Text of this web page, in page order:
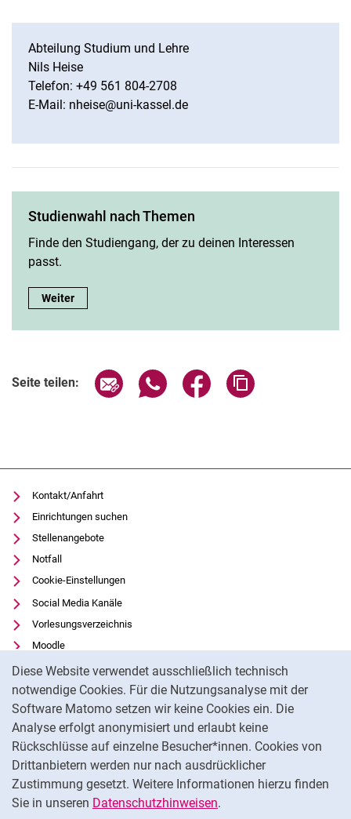
Diese Website verwendet ausschließlich technisch
notwendige Cookies. Für die Nutzungsanalyse mit der
Software Matomo setzen wir keine Cookies ein. Die
Analyse erfolgt anonymisiert und erlaubt keine
Rückschlüsse auf einzelne Besucher*innen. Cookies von
Drittanbietern werden nur nach ausdrücklicher
Zustimmung gesetzt. Weitere Informationen hierzu finden
Sie in unseren Datenschutzhinweisen.
Abteilung Studium und Lehre
Nils Heise
Telefon: +49 561 804-2708
E-Mail: nheise@uni-kassel.de
Studienwahl nach Themen
Finde den Studiengang, der zu deinen Interessen
passt.
Studienwahl nach Themen:
Weiter
Seite teilen: Seite über E-Mail teilen
Seite über WhatsApp teilen
Seite über Facebook
Kontakt/Anfahrt
Einrichtungen suchen
Stellenangebote
Notfall
Cookie-Einstellungen
Social Media Kanäle
Vorlesungsverzeichnis
Moodle
Panopto
Universitätsbibliothek
Datenschutz
Barrierefreiheit
Transparenter KI-Einsatz
Impressum